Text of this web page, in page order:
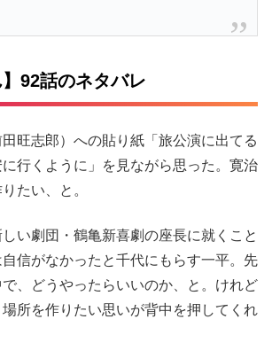
】92話のネタバレ
旺志郎）への貼り紙「旅公演に出てる
行くように」を見ながら思った。寛治
たい、と。
い劇団・鶴亀新喜劇の座長に就くこと
信がなかったと千代にもらす一平。先
、どうやったらいいのか、と。けれど
所を作りたい思いが背中を押してくれ